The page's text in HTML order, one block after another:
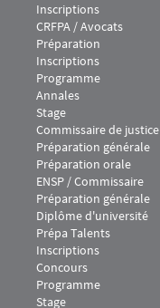
Inscriptions
Menu footer IEJ 2
CRFPA / Avocats
Préparation
Inscriptions
Programme
Annales
Stage
Menu footer IEJ 3
Commissaire de justice
Préparation générale
Préparation orale
Menu footer IEJ 4
ENSP / Commissaire
Préparation générale
Diplôme d'université
Prépa Talents
Inscriptions
Concours
Programme
Stage